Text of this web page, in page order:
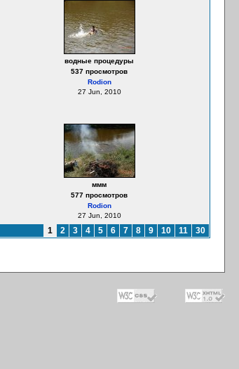
водные процедуры
537 просмотров
Rodion
27 Jun, 2010
ммм
577 просмотров
Rodion
27 Jun, 2010
1 2 3 4 5 6 7 8 9 10 11 30